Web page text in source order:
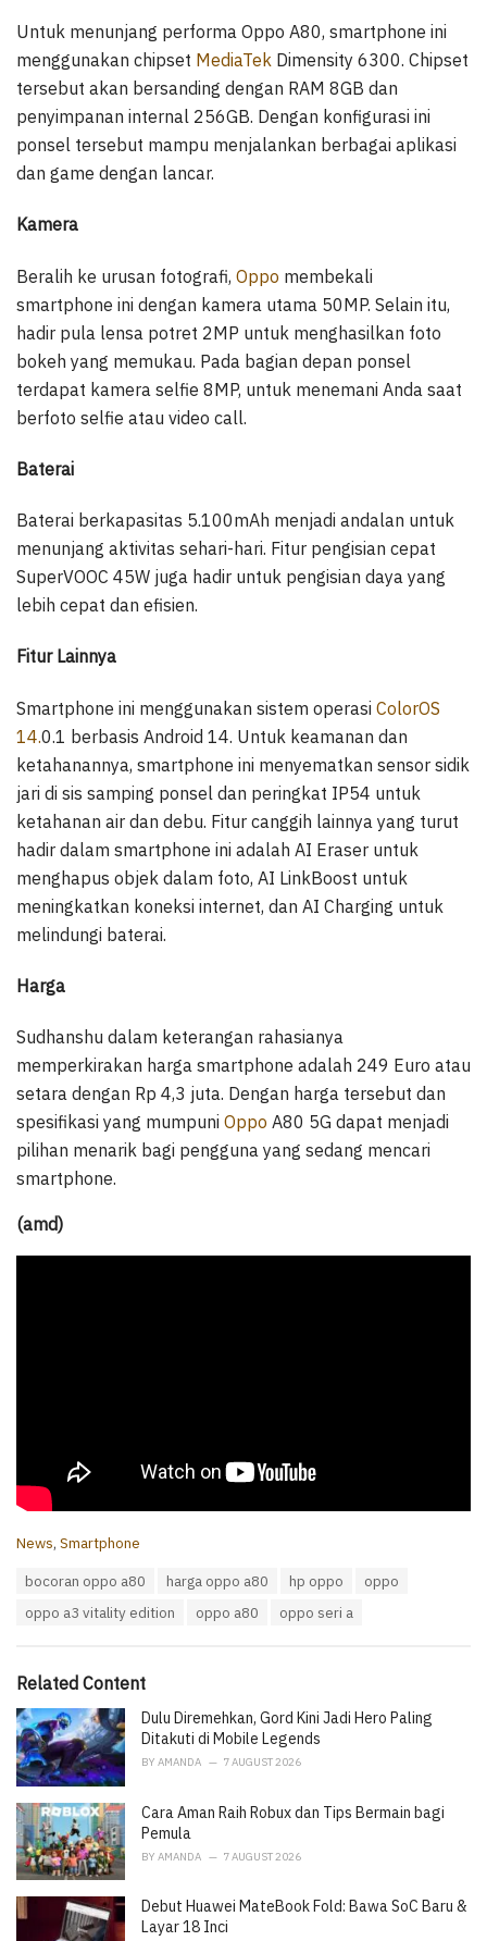
Untuk menunjang performa Oppo A80, smartphone ini
menggunakan chipset MediaTek Dimensity 6300. Chipset
tersebut akan bersanding dengan RAM 8GB dan
penyimpanan internal 256GB. Dengan konfigurasi ini
ponsel tersebut mampu menjalankan berbagai aplikasi
dan game dengan lancar.
Kamera
Beralih ke urusan fotografi, Oppo membekali
smartphone ini dengan kamera utama 50MP. Selain itu,
hadir pula lensa potret 2MP untuk menghasilkan foto
bokeh yang memukau. Pada bagian depan ponsel
terdapat kamera selfie 8MP, untuk menemani Anda saat
berfoto selfie atau video call.
Baterai
Baterai berkapasitas 5.100mAh menjadi andalan untuk
menunjang aktivitas sehari-hari. Fitur pengisian cepat
SuperVOOC 45W juga hadir untuk pengisian daya yang
lebih cepat dan efisien.
Fitur Lainnya
Smartphone ini menggunakan sistem operasi ColorOS
14.0.1 berbasis Android 14. Untuk keamanan dan
ketahanannya, smartphone ini menyematkan sensor sidik
jari di sis samping ponsel dan peringkat IP54 untuk
ketahanan air dan debu. Fitur canggih lainnya yang turut
hadir dalam smartphone ini adalah AI Eraser untuk
menghapus objek dalam foto, AI LinkBoost untuk
meningkatkan koneksi internet, dan AI Charging untuk
melindungi baterai.
Harga
Sudhanshu dalam keterangan rahasianya
memperkirakan harga smartphone adalah 249 Euro atau
setara dengan Rp 4,3 juta. Dengan harga tersebut dan
spesifikasi yang mumpuni Oppo A80 5G dapat menjadi
pilihan menarik bagi pengguna yang sedang mencari
smartphone.
(amd)
C
i
s
:
News, Smartphone
bocoran oppo a80 harga oppo a80 hp oppo
oppo
oppo a3 vitality edition
oppo a80 oppo seri a
Related Content
Dulu Diremehkan, Gord Kini Jadi Hero Paling
Ditakuti di Mobile Legends
BY AMANDA 7 AUGUST 2026
Cara Aman Raih Robux dan Tips Bermain bagi
Pemula
BY AMANDA 7 AUGUST 2026
Debut Huawei MateBook Fold: Bawa SoC Baru &
Layar 18 Inci